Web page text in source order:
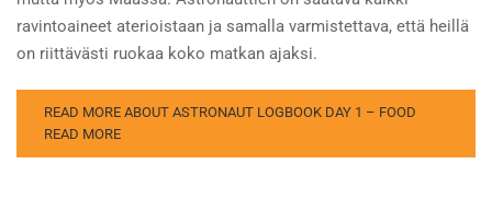
ravintoaineet aterioistaan ja samalla varmistettava, että heillä
on riittävästi ruokaa koko matkan ajaksi.
READ MORE ABOUT ASTRONAUT LOGBOOK DAY 1 – FOOD
READ MORE